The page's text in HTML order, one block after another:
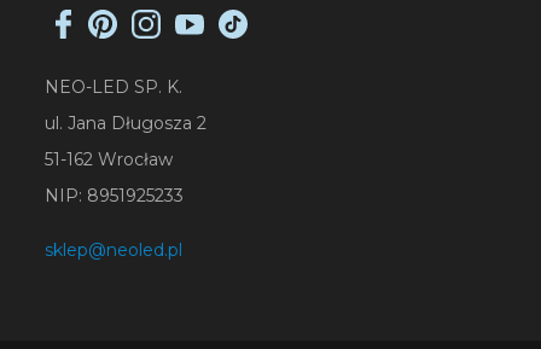
NEO-LED SP. K.
ul. Jana Długosza 2
51-162 Wrocław
NIP: 8951925233
sklep@neoled.pl